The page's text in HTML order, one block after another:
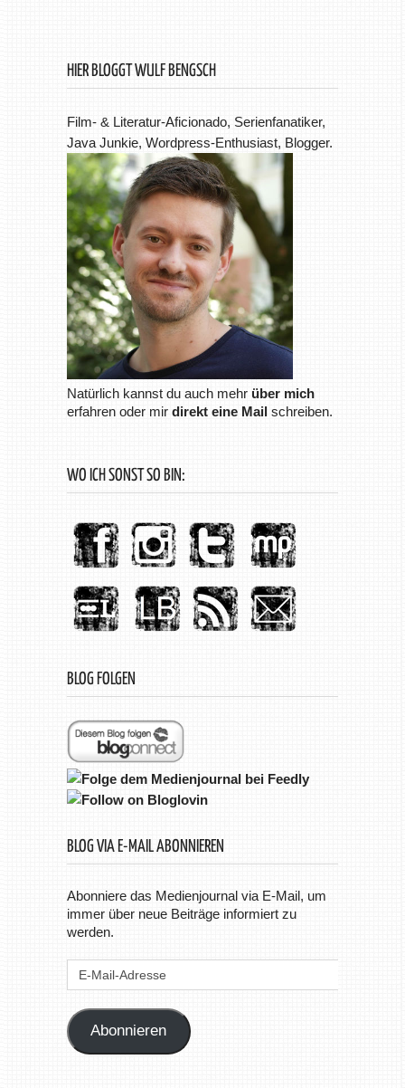
HIER BLOGGT WULF BENGSCH
Film- & Literatur-Aficionado, Serienfanatiker,
Java Junkie, Wordpress-Enthusiast, Blogger.
Natürlich kannst du auch mehr über mich
erfahren oder mir direkt eine Mailschreiben.
WO ICH SONST SO BIN:
BLOG FOLGEN
BLOG VIA E-MAIL ABONNIEREN
Abonniere das Medienjournal via E-Mail, um
immer über neue Beiträge informiert zu
werden.
Abonnieren